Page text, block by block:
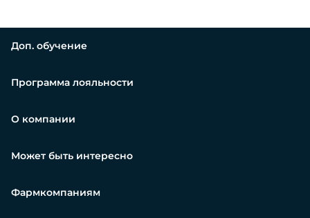
Доп. обучение
Программа лояльности
О компании
Может быть интересно
Фармкомпаниям